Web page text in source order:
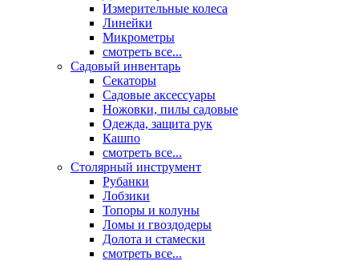
Измерительные колеса
Линейки
Микрометры
смотреть все...
Садовый инвентарь
Секаторы
Садовые аксессуары
Ножовки, пилы садовые
Одежда, защита рук
Кашпо
смотреть все...
Столярный инструмент
Рубанки
Лобзики
Топоры и колуны
Ломы и гвоздодеры
Долота и стамески
смотреть все...